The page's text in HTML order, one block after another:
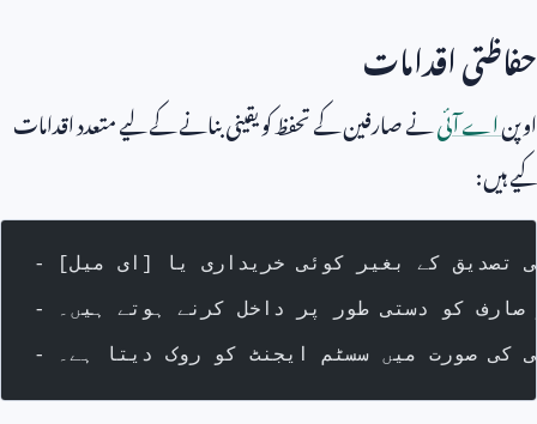
حفاظتی اقدامات
اوپناے آئینے صارفین کے تحفظ کو یقینی بنانے کے لیے متعدد اقدامات
کیے ہیں:
صارف کو دستی طور پر داخل کرنے ہوتے ہیں۔
کی صورت میں سسٹم ایجنٹ کو روک دیتا ہے۔